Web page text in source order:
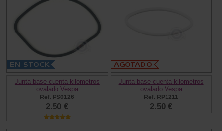
Junta base cuenta kilometros
ovalado Vespa
Ref. PS0126
2.50 €
Junta base cuenta kilometros
ovalado Vespa
Ref. RP1211
2.50 €